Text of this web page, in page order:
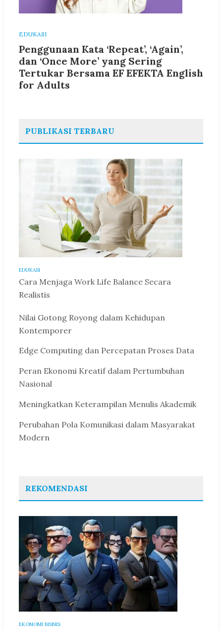
EDUKASI
Penggunaan Kata ‘Repeat’, ‘Again’,
dan ‘Once More’ yang Sering
Tertukar Bersama EF EFEKTA English
for Adults
PUBLIKASI TERBARU
EDUKASI
Cara Menjaga Work Life Balance Secara
Realistis
Nilai Gotong Royong dalam Kehidupan
Kontemporer
Edge Computing dan Percepatan Proses Data
Peran Ekonomi Kreatif dalam Pertumbuhan
Nasional
Meningkatkan Keterampilan Menulis Akademik
Perubahan Pola Komunikasi dalam Masyarakat
Modern
REKOMENDASI
EKONOMI BISNIS